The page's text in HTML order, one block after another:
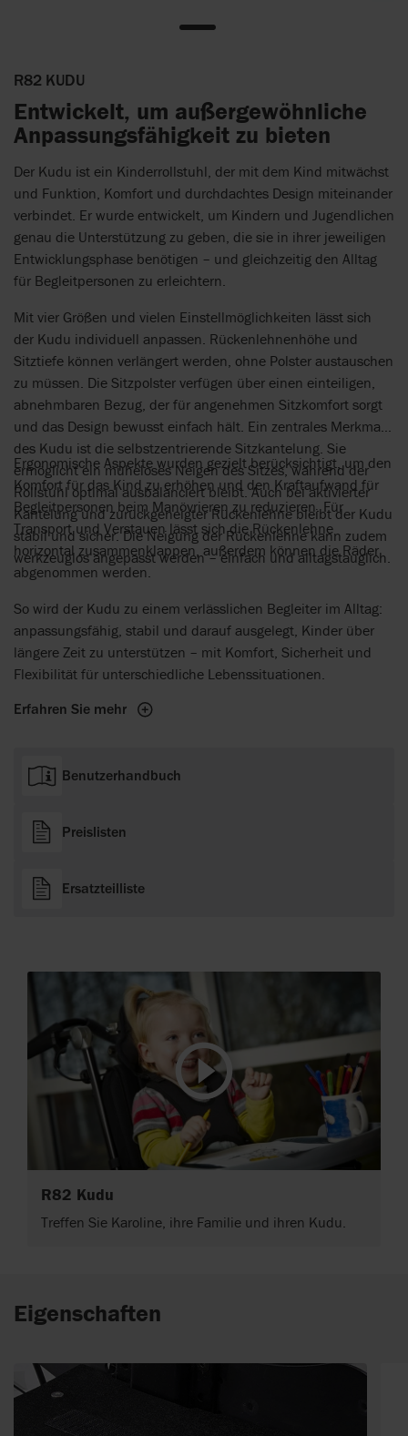
R82 KUDU
Entwickelt, um außergewöhnliche
Anpassungsfähigkeit zu bieten
Der Kudu ist ein Kinderrollstuhl, der mit dem Kind mitwächst
und Funktion, Komfort und durchdachtes Design miteinander
verbindet. Er wurde entwickelt, um Kindern und Jugendlichen
genau die Unterstützung zu geben, die sie in ihrer jeweiligen
Entwicklungsphase benötigen – und gleichzeitig den Alltag
für Begleitpersonen zu erleichtern.
Mit vier Größen und vielen Einstellmöglichkeiten lässt sich
der Kudu individuell anpassen. Rückenlehnenhöhe und
Sitztiefe können verlängert werden, ohne Polster austauschen
zu müssen. Die Sitzpolster verfügen über einen einteiligen,
abnehmbaren Bezug, der für angenehmen Sitzkomfort sorgt
und das Design bewusst einfach hält. Ein zentrales Merkmal
des Kudu ist die selbstzentrierende Sitzkantelung. Sie
ermöglicht ein müheloses Neigen des Sitzes, während der
Rollstuhl optimal ausbalanciert bleibt. Auch bei aktivierter
Kantelung und zurückgeneigter Rückenlehne bleibt der Kudu
stabil und sicher. Die Neigung der Rückenlehne kann zudem
werkzeuglos angepasst werden – einfach und alltagstauglich.
Ergonomische Aspekte wurden gezielt berücksichtigt, um den
Komfort für das Kind zu erhöhen und den Kraftaufwand für
Begleitpersonen beim Manövrieren zu reduzieren. Für
Transport und Verstauen lässt sich die Rückenlehne
horizontal zusammenklappen, außerdem können die Räder
abgenommen werden.
So wird der Kudu zu einem verlässlichen Begleiter im Alltag:
anpassungsfähig, stabil und darauf ausgelegt, Kinder über
längere Zeit zu unterstützen – mit Komfort, Sicherheit und
Flexibilität für unterschiedliche Lebenssituationen.
Erfahren Sie mehr
Benutzerhandbuch
Preislisten
Ersatzteilliste
R82 Kudu
Treffen Sie Karoline, ihre Familie und ihren Kudu.
Eigenschaften